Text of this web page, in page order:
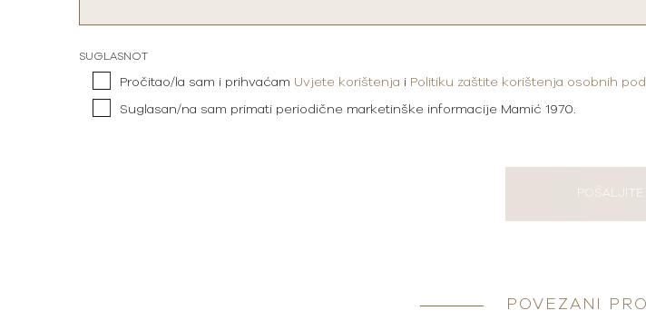
SUGLASNOT
Pročitao/la sam i prihvaćam Uvjete korištenja i Politiku zaštite korištenja osobnih
Suglasan/na sam primati periodične marketinške informacije Mamić 1970.
POŠALJITE
POVEZANI